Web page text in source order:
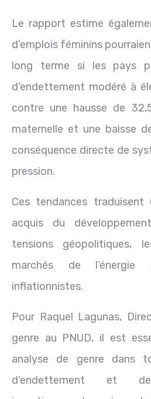
Le rapport estime
d’emplois féminins
long terme si les pays
d’endettement modéré à
contre une hausse de
maternelle et une baisse
conséquence directe de
pression.
Ces tendances
acquis du
tensions géopolitiques,
marchés de
inflationnistes.
Pour Raquel Lagunas,
genre au PNUD, il est
analyse de genre dans
d’endettement et